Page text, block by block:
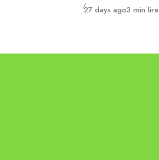
Publié
27 days ago3 min lire